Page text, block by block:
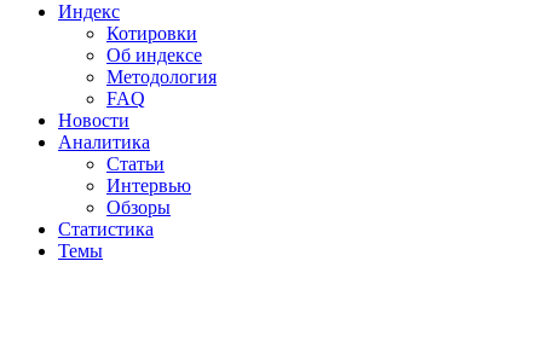
Индекс
Котировки
Об индексе
Методология
FAQ
Новости
Аналитика
Статьи
Интервью
Обзоры
Статистика
Темы